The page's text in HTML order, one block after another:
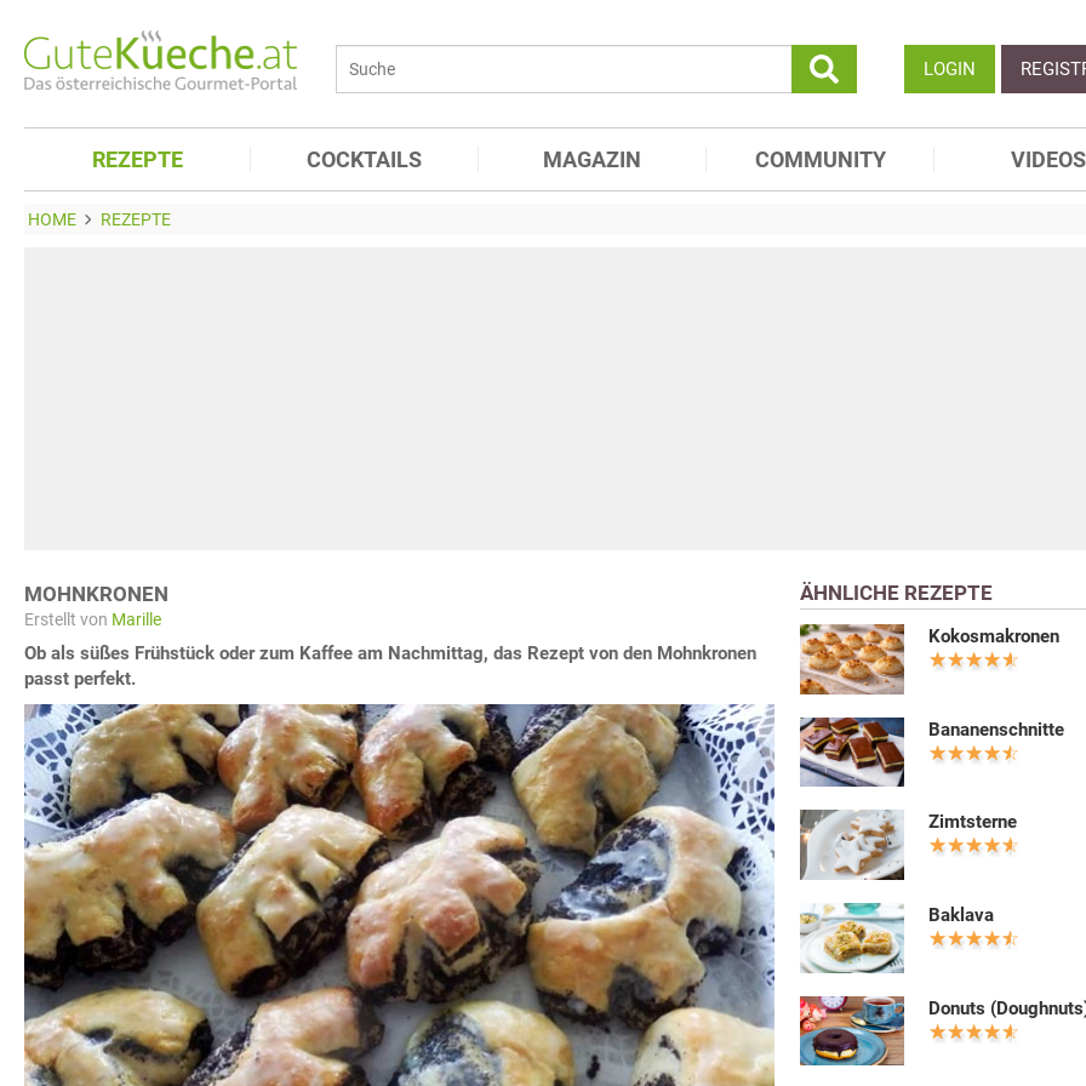
LOGIN
REZEPTE COCKTAILS MAGAZIN COMMUNITY VIDEOS
HOME REZEPTE
MOHNKRONEN
Erstellt von Marille
Ob als süßes Frühstück oder zum Kaffee am Nachmittag, das Rezept von den Mohnkronen
passt perfekt.
ÄHNLICHE REZEPTE
Kokosmakronen
Bananenschnitte
Zimtsterne
Baklava
Donuts